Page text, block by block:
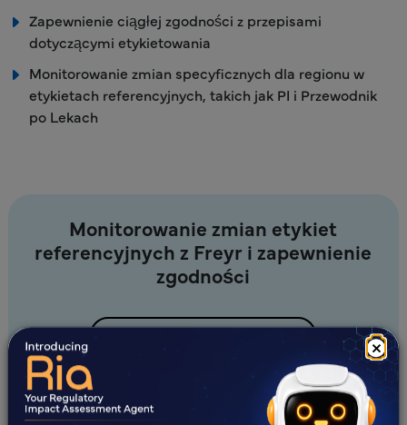
×
Zapewnienie ciągłej zgodności z przepisami
dotyczącymi etykietowania
Monitorowanie zmian specyficznych dla regionu w
etykietach referencyjnych, takich jak PI i Przewodnik
po Lekach
Monitorowanie zmian etykiet
referencyjnych z Freyr i zapewnienie
zgodności
Skontaktuj się z nami